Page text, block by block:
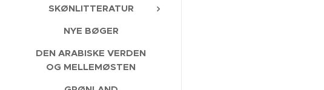
SKØNLITTERATUR
NYE BØGER
DEN ARABISKE VERDEN
OG MELLEMØSTEN